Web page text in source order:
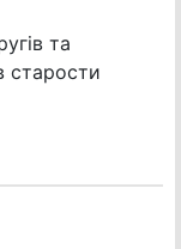
та
старости